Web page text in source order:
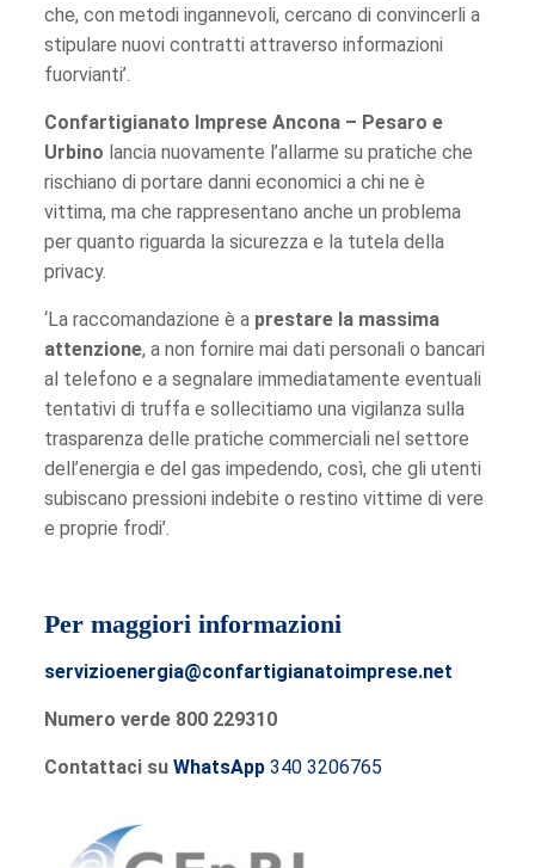
che, con metodi ingannevoli, cercano di convincerli a
stipulare nuovi contratti attraverso informazioni
fuorvianti’.
Confartigianato Imprese Ancona – Pesaro e
Urbino lancia nuovamente l’allarme su pratiche che
rischiano di portare danni economici a chi ne è
vittima, ma che rappresentano anche un problema
per quanto riguarda la sicurezza e la tutela della
privacy.
‘La raccomandazione è a prestare la massima
attenzione, a non fornire mai dati personali o bancari
al telefono e a segnalare immediatamente eventuali
tentativi di truffa e sollecitiamo una vigilanza sulla
trasparenza delle pratiche commerciali nel settore
dell’energia e del gas impedendo, così, che gli utenti
subiscano pressioni indebite o restino vittime di vere
e proprie frodi’.
Per maggiori informazioni
servizioenergia@confartigianatoimprese.net
Numero verde 800 229310
Contattaci su WhatsApp340 3206765